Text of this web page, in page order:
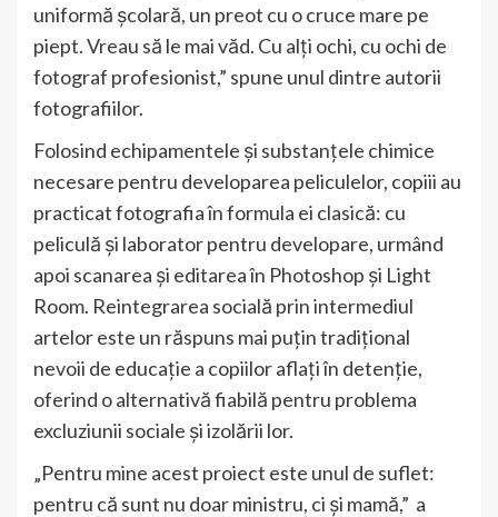
uniformă școlară, un preot cu o cruce mare pe
piept. Vreau să le mai văd. Cu alți ochi, cu ochi de
fotograf profesionist,” spune unul dintre autorii
fotografiilor.
Folosind echipamentele și substanțele chimice
necesare pentru developarea peliculelor, copiii au
practicat fotografia în formula ei clasică: cu
peliculă și laborator pentru developare, urmând
apoi scanarea și editarea în Photoshop și Light
Room. Reintegrarea socială prin intermediul
artelor este un răspuns mai puțin tradițional
nevoii de educație a copiilor aflați în detenție,
oferind o alternativă fiabilă pentru problema
excluziunii sociale și izolării lor.
„Pentru mine acest proiect este unul de suflet:
pentru că sunt nu doar ministru, ci și mamă,” a